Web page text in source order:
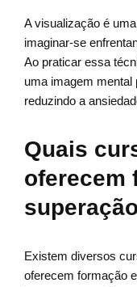
A visualização é
imaginar-se
Ao praticar essa
uma imagem mental
reduzindo a
Quais
oferecem
Existem diversos
oferecem formação